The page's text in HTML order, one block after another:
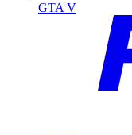
GTA V